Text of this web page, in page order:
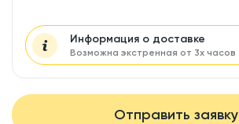
Отправить заявку
Информация о доставке
Возможна экстренная от 3х часов